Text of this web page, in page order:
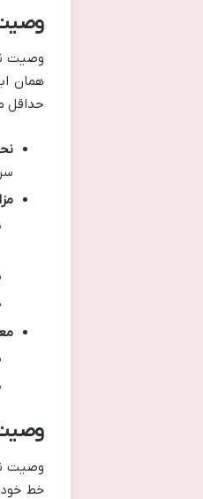
وصیت
همان
حداقل
وصیت
خط